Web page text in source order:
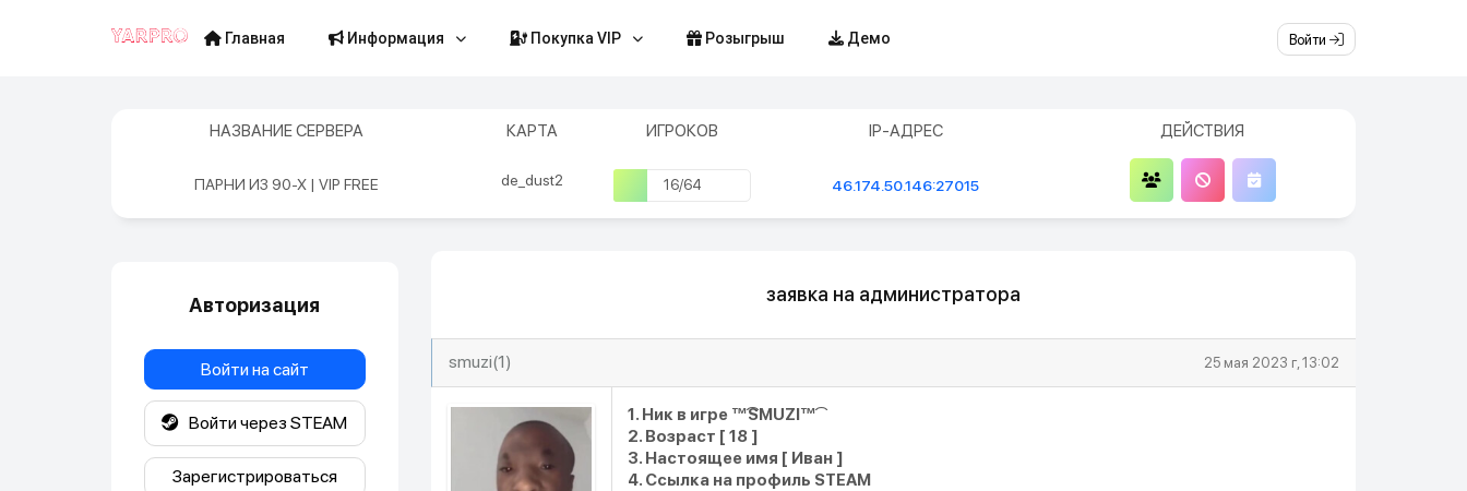
Войти
Главная Информация Покупка VIP Розыгрыш Демо
НАЗВАНИЕ СЕРВЕРА КАРТА ИГРОКОВ IP-АДРЕС ДЕЙСТВИЯ
ПАРНИ ИЗ 90-Х | VIP FREE de_dust2 16/64 46.174.50.146:27015
заявка на администратора
smuzi(1) 25 мая 2023 г, 13:02
1. Ник в игре ™͡SMUZI™͡
2. Возраст [ 18 ]
3. Настоящее имя [ Иван ]
4. Ссылка на профиль STEAM
Авторизация
Войти на сайт
Войти через STEAM
Зарегистрироваться